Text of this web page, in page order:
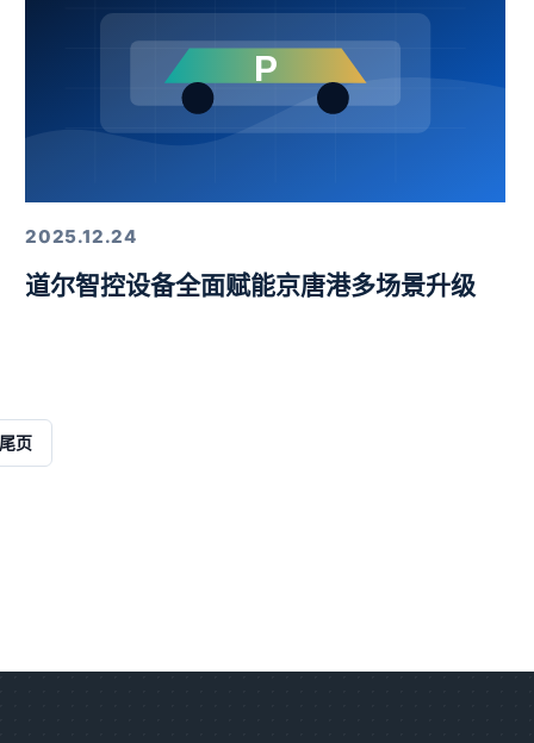
2025.12.24
道尔智控设备全面赋能京唐港多场景升级
尾页